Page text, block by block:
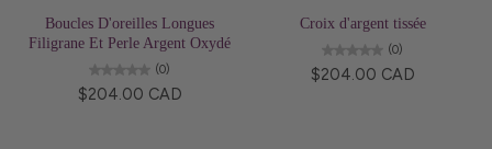
Boucles D'oreilles Longues
Filigrane Et Perle Argent Oxydé
(0)
$204.00 CAD
Croix d'argent tissée
(0)
$204.00 CAD